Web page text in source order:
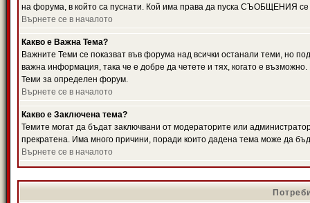
на форума, в който са пуснати. Кой има права да пуска СЪОБЩЕНИЯ се
Върнете се в началото
Какво е Важна Тема?
Важните Теми се показват във форума над всички останали теми,
важна информация, така че е добре да четете и тях, когато е
Теми за определен форум.
Върнете се в началото
Какво е Заключена тема?
Темите могат да бъдат заключвани от модераторите или
прекратена. Има много причини, поради които дадена тема може да
Върнете се в началото